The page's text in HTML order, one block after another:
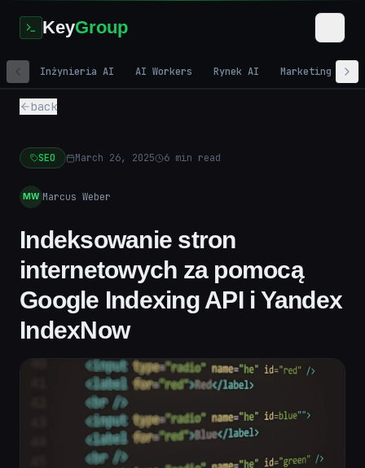
KeyGroup
Inżynieria AI AI Workers Rynek AI Marketing
back
SEO March 26, 2025 6 min read
MW Marcus Weber
Indeksowanie stron
internetowych za pomocą
Google Indexing API i Yandex
IndexNow